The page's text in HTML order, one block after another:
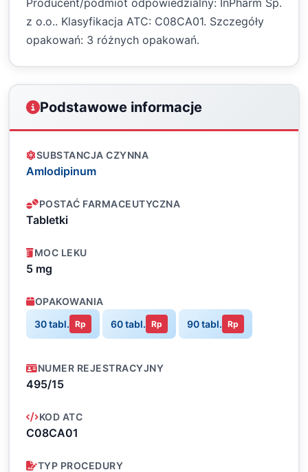
Producent/podmiot odpowiedzialny: InPharm Sp.
z o.o.. Klasyfikacja ATC: C08CA01. Szczegóły
opakowań: 3 różnych opakowań.
Podstawowe informacje
SUBSTANCJA CZYNNA
Amlodipinum
POSTAĆ FARMACEUTYCZNA
Tabletki
MOC LEKU
5 mg
OPAKOWANIA
30 tabl. Rp 60 tabl. Rp 90 tabl. Rp
NUMER REJESTRACYJNY
495/15
KOD ATC
C08CA01
TYP PROCEDURY